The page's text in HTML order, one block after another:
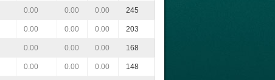
0.00 0.00 0.00 245
0.00 0.00 0.00 203
0.00 0.00 0.00 168
0.00 0.00 0.00 148